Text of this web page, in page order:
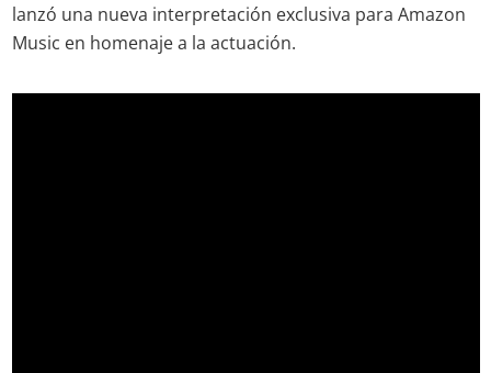
lanzó una nueva interpretación exclusiva para Amazon
Music en homenaje a la actuación.